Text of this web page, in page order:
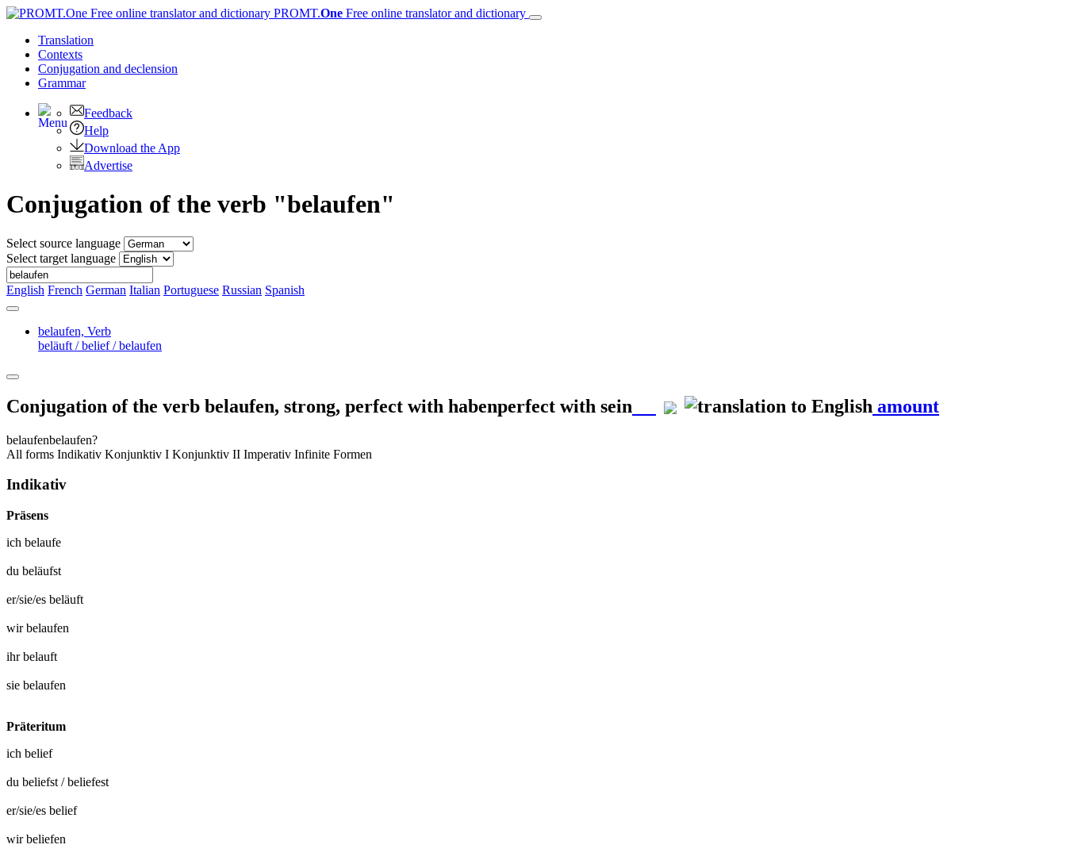
PROMT.One Free online translator and dictionary
Translation
Contexts
Conjugation and declension
Grammar
Feedback
Help
Download the App
Advertise
Conjugation of the verb "belaufen"
Select source language
Select target language
English French German Italian Portuguese Russian Spanish
belaufen, Verb
beläuft / belief / belaufen
Conjugation of the verb belaufen, strong, perfect with habenperfect with sein amount
belaufenbelaufen?
All forms Indikativ Konjunktiv I Konjunktiv II Imperativ Infinite Formen
Indikativ
Präsens
ich belaufe
du beläufst
er/sie/es beläuft
wirbelaufen
ihrbelauft
sie belaufen
Präteritum
ich belief
du beliefst /beliefest
er/sie/es belief
wirbeliefen